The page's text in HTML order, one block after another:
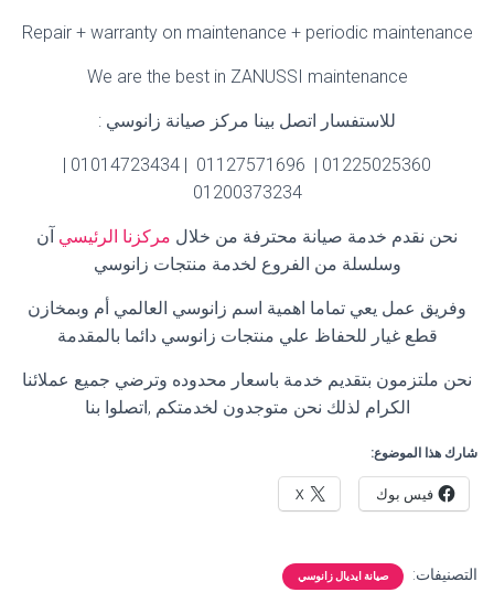
Repair + warranty on maintenance + periodic maintenance
We are the best in ZANUSSI maintenance
للاستفسار اتصل بينا مركز صيانة زانوسي :
01225025360 | 01127571696 | 01014723434 |
01200373234
نحن نقدم خدمة صيانة محترفة من خلال مركزنا الرئيسي آن
وسلسلة من الفروع لخدمة منتجات زانوسي
وفريق عمل يعي تماما اهمية اسم زانوسي العالمي أم وبمخازن
قطع غيار للحفاظ علي منتجات زانوسي دائما بالمقدمة
نحن ملتزمون بتقديم خدمة باسعار محدوده وترضي جميع عملائنا
الكرام لذلك نحن متوجدون لخدمتكم ,اتصلوا بنا
شارك هذا الموضوع:
فيس بوك X
التصنيفات: صيانة ايديال زانوسي